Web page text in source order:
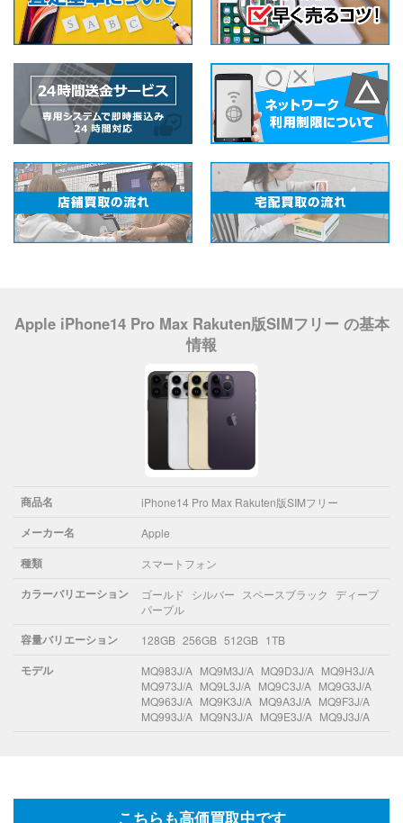
Apple iPhone14 Pro Max Rakuten版SIMフリー の基本
情報
商品名 iPhone14 Pro Max Rakuten版SIMフリー
メーカー名 Apple
種類 スマートフォン
カラーバリエーション ゴールド シルバー スペースブラック
ディープ
パープル
容量バリエーション 128GB 256GB 512GB 1TB
モデル MQ983J/A MQ9M3J/A MQ9D3J/A MQ9H3J/A
MQ973J/A MQ9L3J/A MQ9C3J/A MQ9G3J/A
MQ963J/A MQ9K3J/A MQ9A3J/A MQ9F3J/A
MQ993J/A MQ9N3J/A MQ9E3J/A MQ9J3J/A
こちらも高価買取中です